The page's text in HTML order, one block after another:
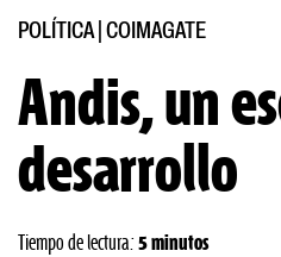
POLÍTICA| COIMAGATE
Andis, un
desarrollo
Tiempo de lectura: 5 minutos